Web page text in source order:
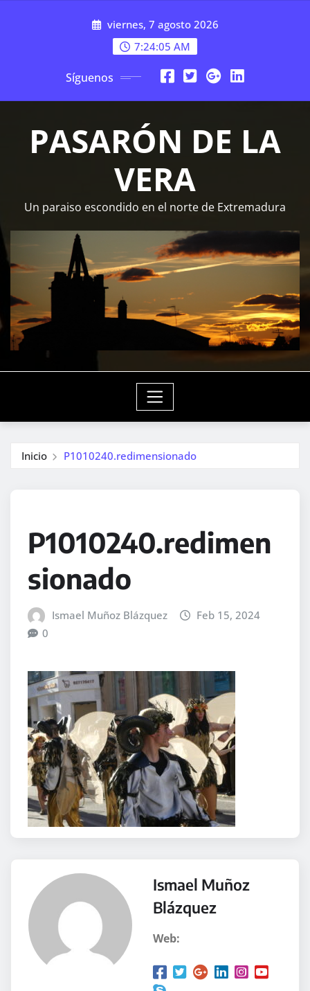
viernes, 7 agosto 2026
7:24:06 AM
Síguenos
PASARÓN DE LA
VERA
Un paraiso escondido en el norte de Extremadura
Inicio P1010240.redimensionado
P1010240.redimen
sionado
Ismael Muñoz Blázquez
Feb 15, 2024
0
Ismael Muñoz
Blázquez
Web: